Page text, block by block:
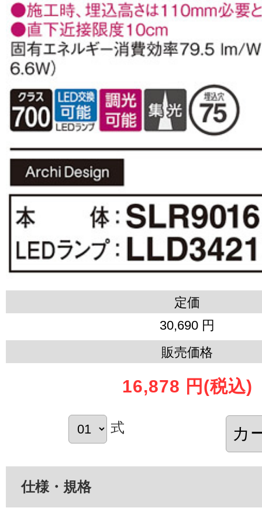
定価
30,690 円
販売価格
16,878 円 (税込)
式
仕様・規格